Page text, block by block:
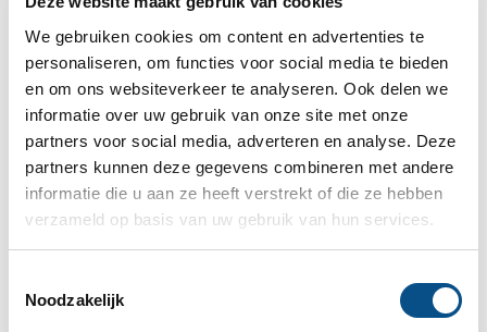
We gebruiken cookies om content en advertenties te
personaliseren, om functies voor social media te bieden
en om ons websiteverkeer te analyseren. Ook delen we
informatie over uw gebruik van onze site met onze
partners voor social media, adverteren en analyse. Deze
partners kunnen deze gegevens combineren met andere
informatie die u aan ze heeft verstrekt of die ze hebben
verzameld op basis van uw gebruik van hun services.
Noodzakelijk
Bel of mail via 030 - 69 250 14of info@schouten-
advocaten.nl.
Kunnen wij u helpen?
U kunt ons kantoor ook bellen via 030 – 69 250 14
een gratis probleemanalyse.
Kantoor Zeist
Slotlaan 70-72, 3701 GP ZEIST (UTRECHT)
030 - 69 250